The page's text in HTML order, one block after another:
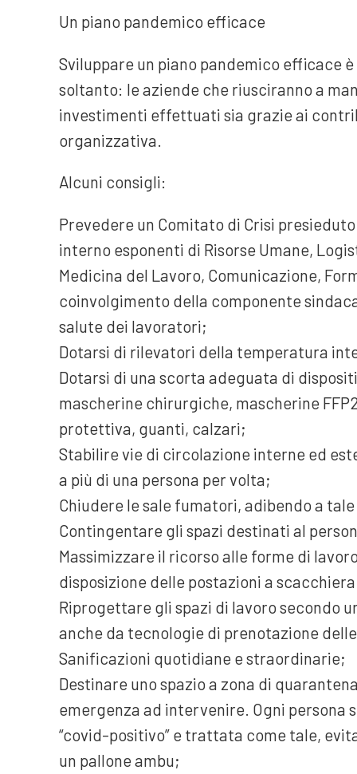
Un piano pandemico efficace
Sviluppare un piano pandemico efficace
soltanto: le aziende che riusciranno a
investimenti effettuati sia grazie ai
organizzativa.
Alcuni consigli:
Prevedere un Comitato di Crisi
interno esponenti di Risorse Umane,
Medicina del Lavoro, Comunicazione,
coinvolgimento della componente
salute dei lavoratori;
Dotarsi di rilevatori della temperatura
Dotarsi di una scorta adeguata di
mascherine chirurgiche, mascherine
protettiva, guanti, calzari;
Stabilire vie di circolazione interne ed
a più di una persona per volta;
Chiudere le sale fumatori, adibendo a
Contingentare gli spazi destinati al
Massimizzare il ricorso alle forme di
disposizione delle postazioni a
Riprogettare gli spazi di lavoro secondo
anche da tecnologie di prenotazione
Sanificazioni quotidiane e straordinarie;
Destinare uno spazio a zona di
emergenza ad intervenire. Ogni
“covid-positivo” e trattata come tale,
un pallone ambu;